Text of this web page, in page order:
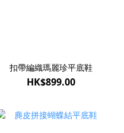
扣帶編織瑪麗珍平底鞋
HK$899.00